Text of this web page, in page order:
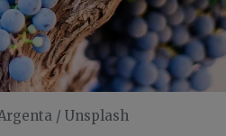
/ Unsplash